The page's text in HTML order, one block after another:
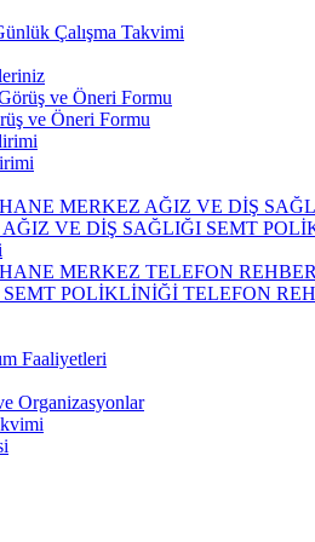
Çalışma Takvimi
ve Öneri Formu
ve Öneri Formu
MERKEZ AĞIZ VE DİŞ
VE DİŞ SAĞLIĞI SEMT
MERKEZ TELEFON
POLİKLİNİĞİ TELEFON
Faaliyetleri
Organizasyonlar